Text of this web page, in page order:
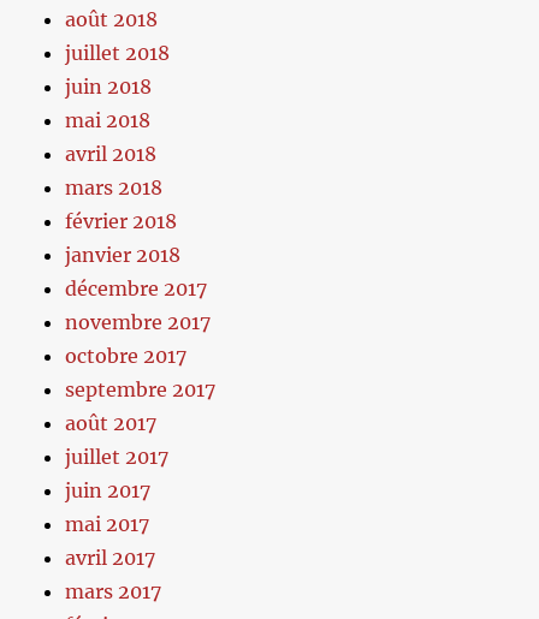
août 2018
juillet 2018
juin 2018
mai 2018
avril 2018
mars 2018
février 2018
janvier 2018
décembre 2017
novembre 2017
octobre 2017
septembre 2017
août 2017
juillet 2017
juin 2017
mai 2017
avril 2017
mars 2017